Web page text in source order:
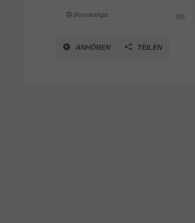
Bundesliga 5
ANHÖREN TEILEN